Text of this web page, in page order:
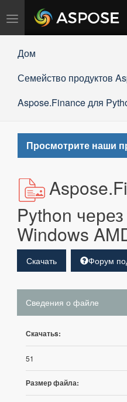
Переключить
навигацию
Дом
Семейство продуктов
Aspose.Finance для
Просмотрите наши
Python
Windows
Скачать Форум
Сведения о файле
Скачатьs:
51
Размер файла: